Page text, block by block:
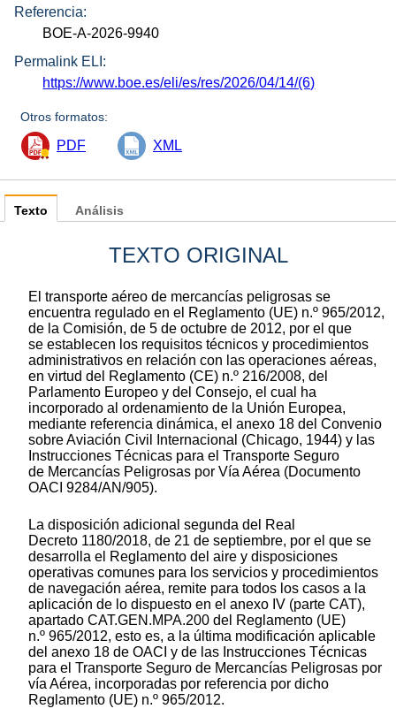
Referencia:
BOE-A-2026-9940
Permalink ELI:
https://www.boe.es/eli/es/res/2026/04/14/(6)
Otros formatos:
PDF XML
Texto
TEXTO ORIGINAL
El transporte aéreo de mercancías peligrosas se
encuentra regulado en el Reglamento (UE) n.º 965/2012,
de la Comisión, de 5 de octubre de 2012, por el que
se establecen los requisitos técnicos y procedimientos
administrativos en relación con las operaciones aéreas,
en virtud del Reglamento (CE) n.º 216/2008, del
Parlamento Europeo y del Consejo, el cual ha
incorporado al ordenamiento de la Unión Europea,
mediante referencia dinámica, el anexo 18 del Convenio
sobre Aviación Civil Internacional (Chicago, 1944) y las
Instrucciones Técnicas para el Transporte Seguro
de Mercancías Peligrosas por Vía Aérea (Documento
OACI 9284/AN/905).
La disposición adicional segunda del Real
Decreto 1180/2018, de 21 de septiembre, por el que se
desarrolla el Reglamento del aire y disposiciones
operativas comunes para los servicios y procedimientos
de navegación aérea, remite para todos los casos a la
aplicación de lo dispuesto en el anexo IV (parte CAT),
apartado CAT.GEN.MPA.200 del Reglamento (UE)
n.º 965/2012, esto es, a la última modificación aplicable
del anexo 18 de OACI y de las Instrucciones Técnicas
para el Transporte Seguro de Mercancías Peligrosas por
vía Aérea, incorporadas por referencia por dicho
Reglamento (UE) n.º 965/2012.
Análisis